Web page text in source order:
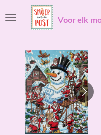
direct
hoofdinhoud
Voor elk